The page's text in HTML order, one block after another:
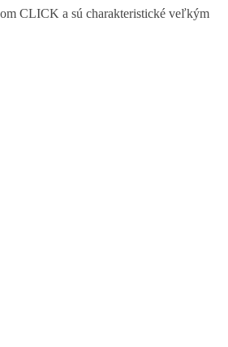
CLICK a sú charakteristické veľkým